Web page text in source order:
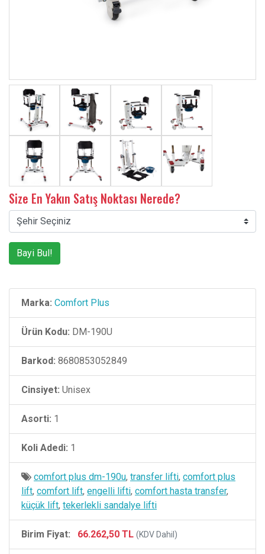
Size En Yakın Satış Noktası Nerede?
Bayi Bul!
Marka: Comfort Plus
Ürün Kodu: DM-190U
Barkod: 8680853052849
Cinsiyet: Unisex
Asorti: 1
Koli Adedi: 1
comfort plus dm-190u, transfer lifti, comfort plus
lift, comfort lift, engelli lifti, comfort hasta transfer,
küçük lift, tekerlekli sandalye lifti
Birim Fiyat: 66.262,50 TL (KDV Dahil)